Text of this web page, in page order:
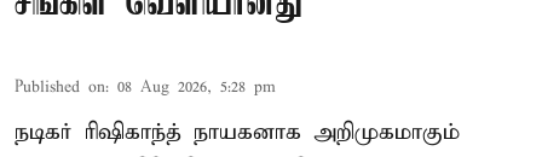
Published on: 08 Aug 2026, 5:28 pm
நடிகர் ரிஷிகாந்த் நாயகனாக அறிமுகமாகும்